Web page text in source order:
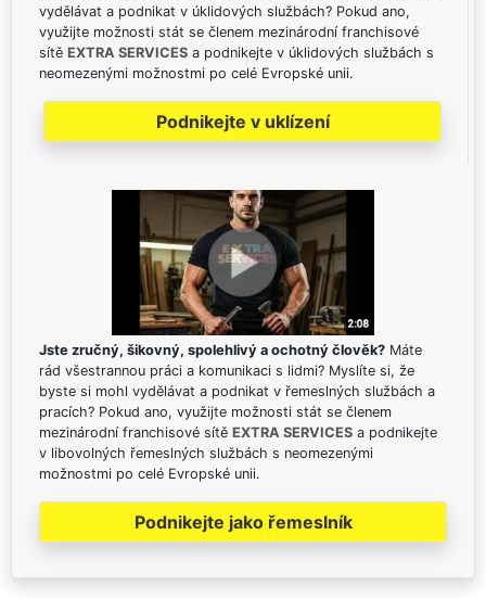
vydělávat a podnikat v úklidových službách? Pokud ano,
využijte možnosti stát se členem mezinárodní franchisové
sítě EXTRA SERVICES a podnikejte v úklidových službách s
neomezenými možnostmi po celé Evropské unii.
Podnikejte v uklízení
Jste zručný, šikovný, spolehlivý a ochotný člověk? Máte
rád všestrannou práci a komunikaci s lidmi? Myslíte si, že
byste si mohl vydělávat a podnikat v řemeslných službách a
pracích? Pokud ano, využijte možnosti stát se členem
mezinárodní franchisové sítě EXTRA SERVICES a podnikejte
v libovolných řemeslných službách s neomezenými
možnostmi po celé Evropské unii.
Podnikejte jako řemeslník